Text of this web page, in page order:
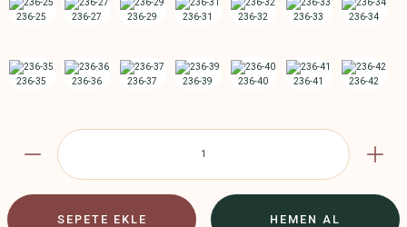
SEPETE EKLE HEMEN AL